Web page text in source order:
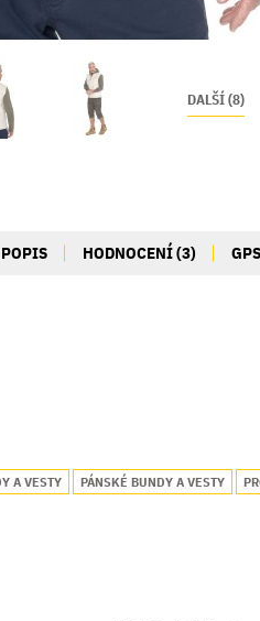
DALŠÍ (8)
POPIS HODNOCENÍ (3)
A VESTY PÁNSKÉ BUNDY A VESTY